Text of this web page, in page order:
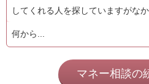
してくれる人を探していますがな
何から...
マネー相談の